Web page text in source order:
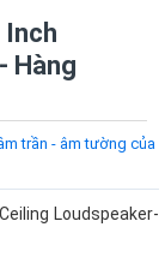
Inch
Hàng
trần - âm tường của
Loudspeaker-